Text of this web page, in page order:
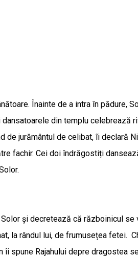
Înainte de a intra în pădure,
din templu
jurământul de celibat, îi declară
fachir. Cei doi îndrăgostiți
și decretează că războinicul
la rândul lui, de frumusețea fetei.
spune Rajahului depre dragostea